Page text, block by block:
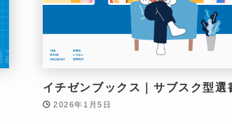
イチゼンブックス｜サブスク型選
2026年1月5日